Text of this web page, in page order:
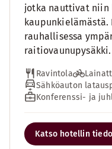
jotka nauttivat niin
rauhallisessa
raitiovaunupysäkki.
Ravintola
Sähköauton
Konferenssi- ja
Katso hotellin